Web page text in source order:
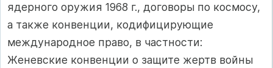
ядерного оружия 1968 г., договоры по космосу,
а также конвенции, кодифицирующие
международное право, в частности:
Женевские конвенции о защите жертв войны